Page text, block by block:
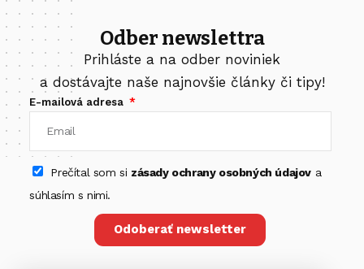
Odber newslettra
Prihláste a na odber noviniek
a dostávajte naše najnovšie články či tipy!
E-mailová adresa
Prečítal som si zásady ochrany osobných údajova
súhlasím s nimi.
Odoberať newsletter